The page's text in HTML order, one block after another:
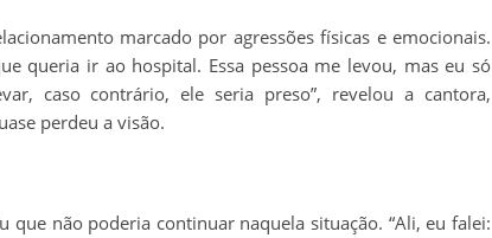
marcado por agressões físicas e emocionais.
queria ir ao hospital. Essa pessoa me levou, mas eu só
caso contrário, ele seria preso”, revelou a cantora,
perdeu a visão.
que não poderia continuar naquela situação. “Ali, eu falei: